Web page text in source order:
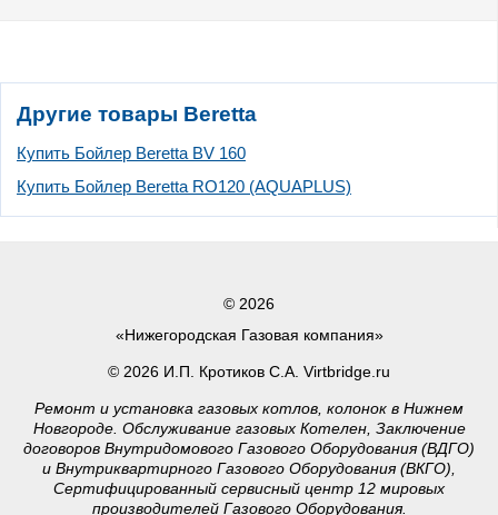
Другие товары Beretta
Купить Бойлер Beretta BV 160
Купить Бойлер Beretta RO120 (AQUAPLUS)
© 2026
«Нижегородская Газовая компания»
© 2026 И.П. Кротиков С.А. Virtbridge.ru
Ремонт и установка газовых котлов, колонок в Нижнем
Новгороде. Обслуживание газовых Котелен, Заключение
договоров Внутридомового Газового Оборудования (ВДГО)
и Внутриквартирного Газового Оборудования (ВКГО),
Сертифицированный сервисный центр 12 мировых
производителей Газового Оборудования.